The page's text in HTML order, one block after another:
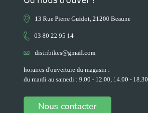
13 Rue Pierre Guidot, 21200 Beaune
03 80 22 95 14
distribikes@gmail.com
horaires d'ouverture du magasin :
du mardi au samedi : 9.00 - 12.00, 14.00 - 18.30
Nous contacter